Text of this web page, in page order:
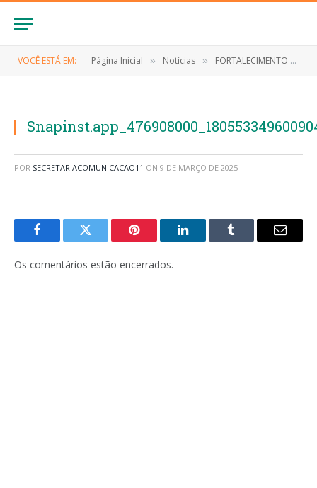
VOCÊ ESTÁ EM: Página Inicial » Notícias » FORTALECIMENTO AMBIENTAL: CAPACITAÇÃO E PARCERIA COM O GOVERNO DO ESTADO
POR SECRETARIACOMUNICACAO11 ON 9 DE MARÇO DE 2025
FacebookTwitter Pinterest LinkedInTumblr
E-
Os comentários estão encerrados.